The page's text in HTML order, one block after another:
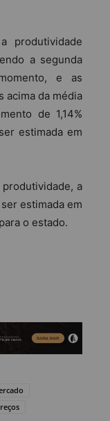
produtividade
a segunda
e as
acima da média
de 1,14%
estimada em
a
estimada em
o estado.